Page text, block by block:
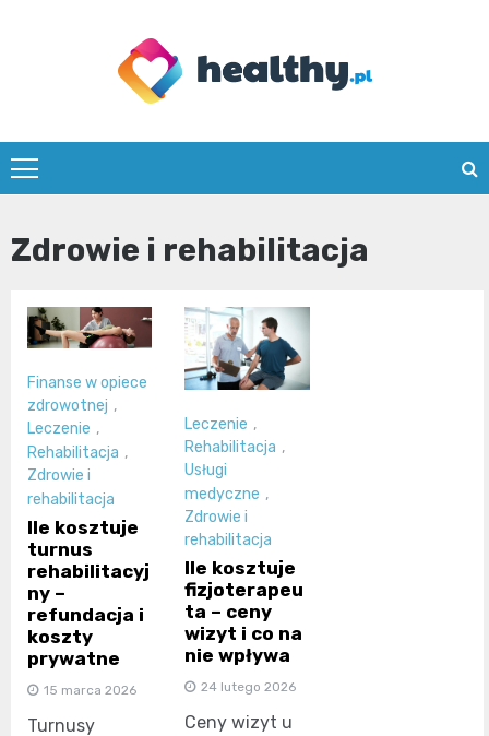
healthy.pl
Zdrowie i rehabilitacja
Finanse w opiece
zdrowotnej ,
Leczenie ,
Rehabilitacja ,
Zdrowie i
rehabilitacja
Ile kosztuje
turnus
rehabilitacyj
ny –
refundacja i
koszty
prywatne
15 marca 2026
Turnusy
Leczenie ,
Rehabilitacja ,
Usługi
medyczne ,
Zdrowie i
rehabilitacja
Ile kosztuje
fizjoterapeu
ta – ceny
wizyt i co na
nie wpływa
24 lutego 2026
Ceny wizyt u